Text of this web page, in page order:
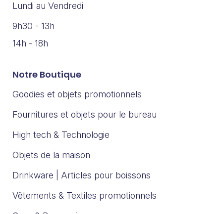
Lundi au Vendredi
9h30 - 13h
14h - 18h
Notre Boutique
Goodies et objets promotionnels
Fournitures et objets pour le bureau
High tech & Technologie
Objets de la maison
Drinkware | Articles pour boissons
Vêtements & Textiles promotionnels